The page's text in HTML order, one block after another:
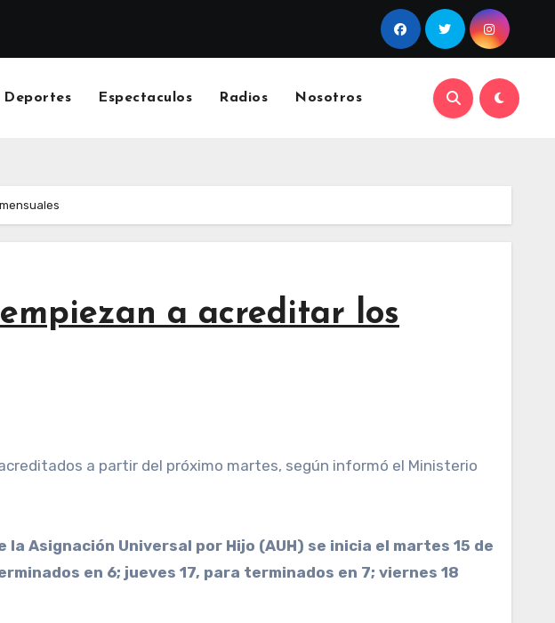
Deportes Espectaculos Radios Nosotros
a acreditar los
Asignación Universal por Hijo (AUH) se inicia el martes 15 de
en 6; jueves 17, para terminados en 7; viernes 18